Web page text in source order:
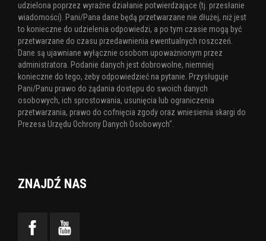
udzielona poprzez wyraźne działanie potwierdzające (tj. przesłanie
wiadomości). Pani/Pana dane będą przetwarzane nie dłużej, niż jest
to konieczne do udzielenia odpowiedzi, a po tym czasie mogą być
przetwarzane do czasu przedawnienia ewentualnych roszczeń.
Dane są ujawniane wyłącznie osobom upoważnionym przez
administratora. Podanie danych jest dobrowolne, niemniej
konieczne do tego, żeby odpowiedzieć na pytanie. Przysługuje
Pani/Panu prawo do żądania dostępu do swoich danych
osobowych, ich sprostowania, usunięcia lub ograniczenia
przetwarzania, prawo do cofnięcia zgody oraz wniesienia skargi do
Prezesa Urzędu Ochrony Danych Osobowych".
ZNAJDŹ NAS